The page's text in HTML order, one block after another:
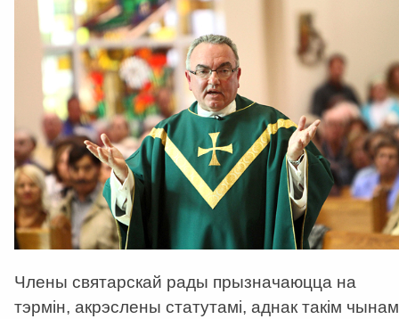
Члены святарскай рады прызначаюцца на
тэрмін, акрэслены статутамі, аднак такім